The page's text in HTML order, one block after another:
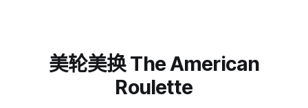
美轮美换 The American
Roulette